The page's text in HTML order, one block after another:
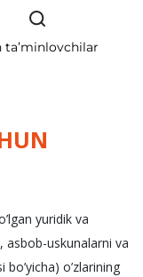
taʼminlovchilar
yuridik va
asbob-uskunalarni va
o’zlarining